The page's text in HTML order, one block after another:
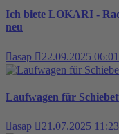
Ich biete LOKARI -
neu
asap 22.09.2025
Laufwagen für
asap 21.07.2025